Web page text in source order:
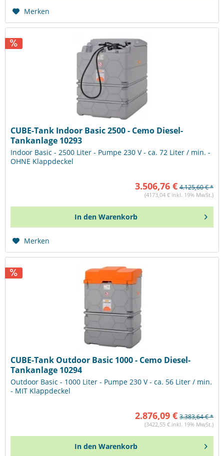
Merken
CUBE-Tank Indoor Basic 2500 - Cemo Diesel-
Tankanlage 10293
Indoor Basic - 2500 Liter - Pumpe 230 V - ca. 72 Liter / min. -
OHNE Klappdeckel
3.506,76 € 4.125,60 € *
(4173,04 € inkl. 19% MwSt.)
In den Warenkorb
Merken
CUBE-Tank Outdoor Basic 1000 - Cemo Diesel-
Tankanlage 10294
Outdoor Basic - 1000 Liter - Pumpe 230 V - ca. 56 Liter / min.
- MIT Klappdeckel
2.876,09 € 3.383,64 € *
(3422,55 € inkl. 19% MwSt.)
In den Warenkorb